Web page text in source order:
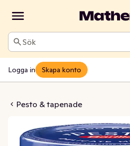
Sök
Logga in Skapa konto
Pesto & tapenade
& Ruccola